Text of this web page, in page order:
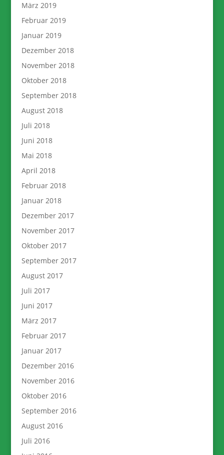
März 2019
Februar 2019
Januar 2019
Dezember 2018
November 2018
Oktober 2018
September 2018
August 2018
Juli 2018
Juni 2018
Mai 2018
April 2018
Februar 2018
Januar 2018
Dezember 2017
November 2017
Oktober 2017
September 2017
August 2017
Juli 2017
Juni 2017
März 2017
Februar 2017
Januar 2017
Dezember 2016
November 2016
Oktober 2016
September 2016
August 2016
Juli 2016